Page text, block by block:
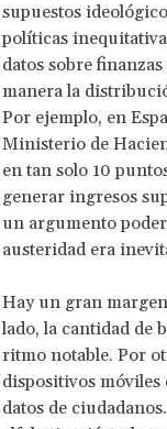
supuestos
políticas
datos sobre
manera la
Por ejemplo, en
Ministerio de
en tan solo 10
generar ingresos
un argumento
austeridad era
Hay un gran
lado, la cantidad de
ritmo notable. Por
dispositivos
datos de